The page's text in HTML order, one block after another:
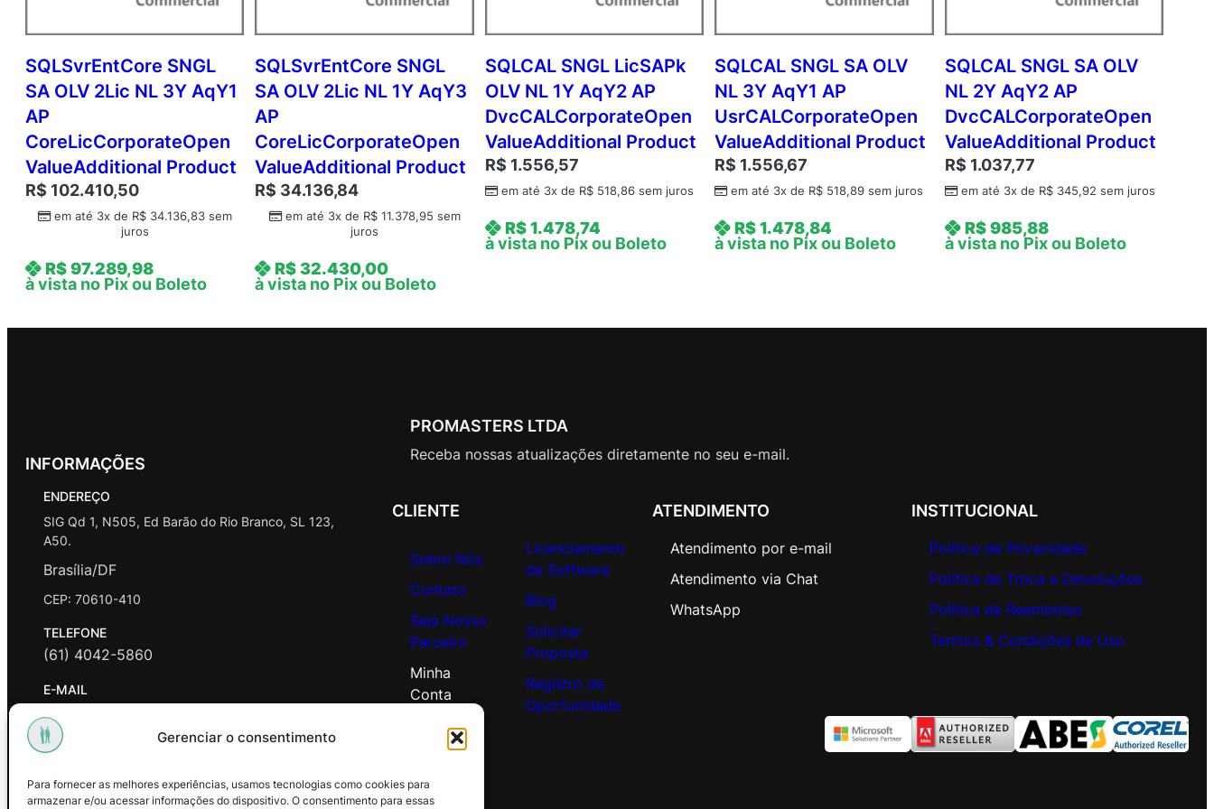
Gerenciar o consentimento
Para fornecer as melhores experiências, usamos tecnologias como cookies para
armazenar e/ou acessar informações do dispositivo. O consentimento para essas
L
2
Y
A
q
Y
2
A
d
L
i
SQLSvrEntCore SNGL
SA OLV 2Lic NL 3Y AqY1
AP
CoreLicCorporateOpen
ValueAdditional Product
R$ 102.410,50
em até 3x de R$34.136,83sem
juros
R$97.289,98
à vista no Pix ou Boleto
SQLSvrEntCore SNGL
SA OLV 2Lic NL 1Y AqY3
AP
CoreLicCorporateOpen
ValueAdditional Product
R$ 34.136,84
em até 3x de R$11.378,95 sem
juros
R$32.430,00
à vista no Pix ou Boleto
SQLCAL SNGL LicSAPk
OLV NL 1Y AqY2 AP
DvcCALCorporateOpen
ValueAdditional Product
R$ 1.556,57
em até 3x de R$518,86sem juros
R$1.478,74
à vista no Pix ou Boleto
SQLCAL SNGL SA OLV
NL 3Y AqY1 AP
UsrCALCorporateOpen
ValueAdditional Product
R$ 1.556,67
em até 3x de R$ 518,89 sem juros
R$1.478,84
à vista no Pix ou Boleto
SQLCAL SNGL SA OLV
NL 2Y AqY2 AP
DvcCALCorporateOpen
ValueAdditional Product
R$ 1.037,77
em até 3x de R$345,92 sem juros
R$985,88
à vista no Pix ou Boleto
INFORMAÇÕES
ENDEREÇO
SIG Qd 1, N505, Ed Barão do Rio Branco, SL 123,
A50.
Brasília/DF
CEP: 70610-410
TELEFONE
(61) 4042-5860
E-MAIL
contato@promasters.net.br
HORÁRIO DE ATENDIMENTO
PROMASTERS LTDA
Receba nossas atualizações diretamente no seu e-mail.
CLIENTE
Sobre Nós
Contato
Seja Nosso
Parceiro
Minha
Conta
Licenciamento
de Software
Blog
Solicitar
Proposta
Registro de
Oportunidade
ATENDIMENTO
Atendimento por e-mail
Atendimento via Chat
WhatsApp
INSTITUCIONAL
Política de Privacidade
Política de Troca e Devoluções
Política de Reembolso
Termos & Condições de Uso